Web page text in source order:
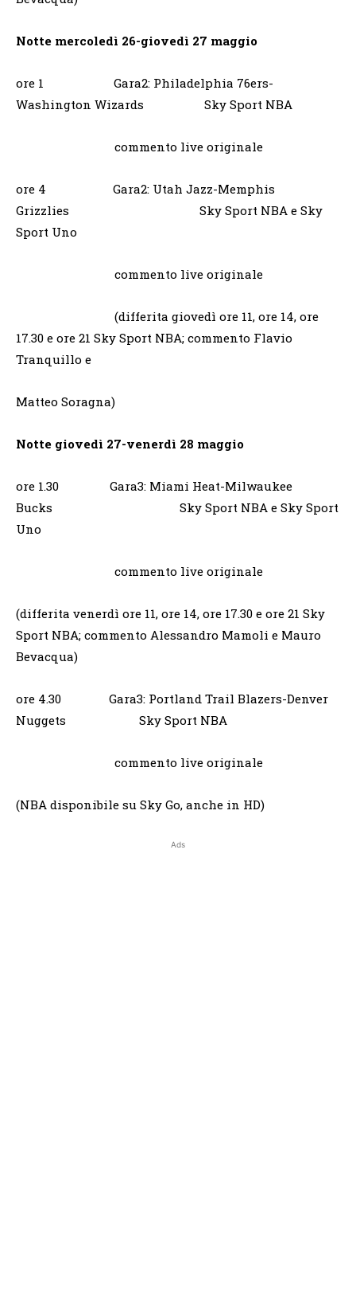
Notte mercoledì 26-giovedì 27 maggio
ore 1 Gara2: Philadelphia 76ers-
Washington Wizards Sky Sport NBA
commento live originale
ore 4 Gara2: Utah Jazz-Memphis
Grizzlies Sky Sport NBA e Sky
Sport Uno
commento live originale
(differita giovedì ore 11, ore 14, ore
17.30 e ore 21 Sky Sport NBA; commento Flavio
Tranquillo e
Matteo Soragna)
Notte giovedì 27-venerdì 28 maggio
ore 1.30 Gara3: Miami Heat-Milwaukee
Bucks Sky Sport NBA e Sky Sport
Uno
commento live originale
(differita venerdì ore 11, ore 14, ore 17.30 e ore 21 Sky
Sport NBA; commento Alessandro Mamoli e Mauro
Bevacqua)
ore 4.30 Gara3: Portland Trail Blazers-Denver
Nuggets Sky Sport NBA
commento live originale
(NBA disponibile su Sky Go, anche in HD)
Ads